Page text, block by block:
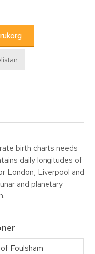
birth charts needs
daily longitudes of
London, Liverpool and
and planetary
Foulsham